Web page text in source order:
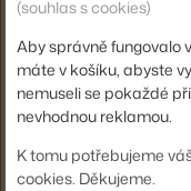
Šířka:
84 cm
Područky:
s
Barva:
hnědá
Materiál:
kůže,
Sedák:
(souhlas s cookies)
Aby správně fungovalo
máte v košíku, abyste
nemuseli se pokaždé
nevhodnou reklamou.
K tomu potřebujeme
cookies. Děkujeme.